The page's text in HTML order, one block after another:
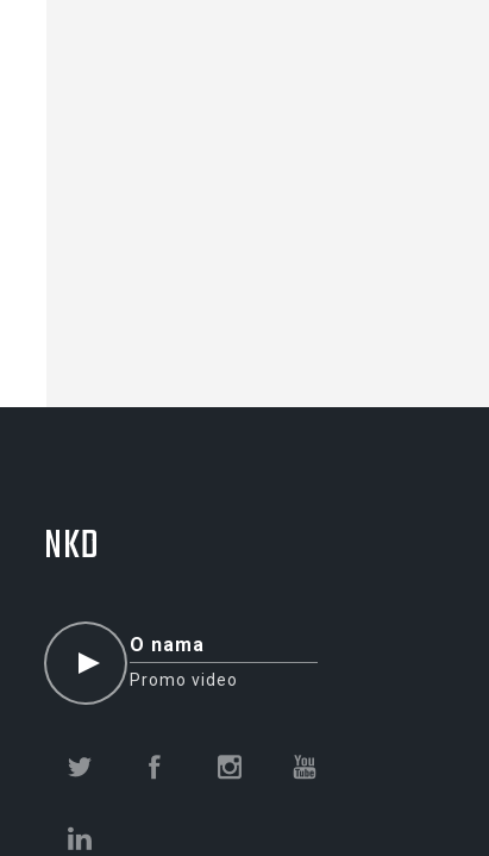
NKD
O nama
Promo video